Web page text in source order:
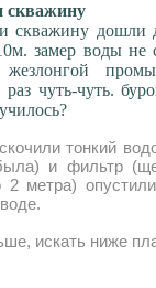
скважину
скважину дошли
замер воды не
чуть-чуть.
тонкий
и фильтр
2 метра)
искать ниже